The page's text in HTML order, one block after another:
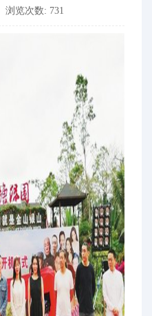
浏览次数: 731